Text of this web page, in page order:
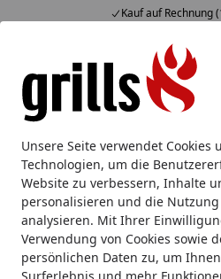
Unsere Seite verwendet Cookies
Technologien, um die
Website zu verbessern, Inhalte
personalisieren und die
analysieren. Mit Ihrer
Verwendung von Cookies sowie
persönlichen Daten zu, um
Alle Produkte
Mein Konto
Suchen
Startseite
Big Green Egg Big Green
Big Green Egg
Lifestyle
Big Green Egg